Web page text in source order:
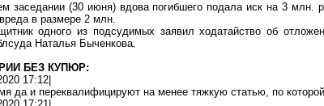
заседании (30 июня) вдова погибшего подала иск на 3 млн.
в размере 2 млн.
одного из подсудимых заявил ходатайство об
Наталья Быченкова.
БЕЗ КУПЮР:
17:12|
да и переквалифицируют на менее тяжкую статью, по